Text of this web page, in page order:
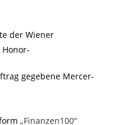
der Wiener
gegebene Mercer-
„Finanzen100“